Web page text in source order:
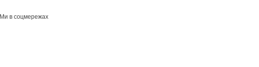
Ми в соцмережах